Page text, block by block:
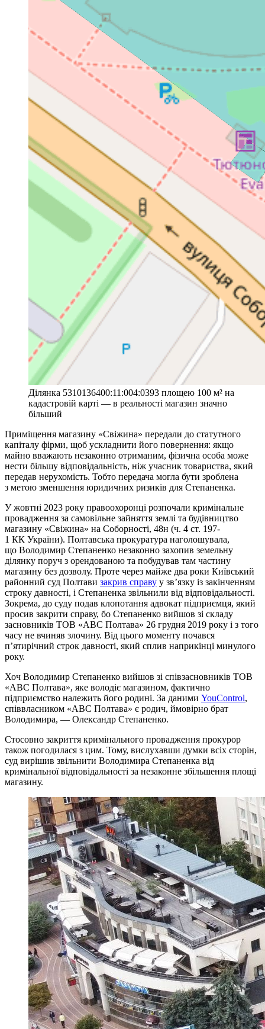
Ділянка 5310136400:11:004:0393 площею 100 м² на
кадастровій карті — в реальності магазин значно
більший
Приміщення магазину «Свіжина» передали до статутного
капіталу фірми, щоб ускладнити його повернення: якщо
майно вважають незаконно отриманим, фізична особа може
нести більшу відповідальність, ніж учасник товариства, який
передав нерухомість. Тобто передача могла бути зроблена
з метою зменшення юридичних ризиків для Степаненка.
У жовтні 2023 року правоохоронці розпочали кримінальне
провадження за самовільне зайняття землі та будівництво
магазину «Свіжина» на Соборності, 48н (ч. 4 ст. 197-
1 КК України). Полтавська прокуратура наголошувала,
що Володимир Степаненко незаконно захопив земельну
ділянку поруч з орендованою та побудував там частину
магазину без дозволу. Проте через майже два роки Київський
районний суд Полтави закрив справу у зв’язку із закінченням
строку давності, і Степаненка звільнили від відповідальності.
Зокрема, до суду подав клопотання адвокат підприємця, який
просив закрити справу, бо Степаненко вийшов зі складу
засновників ТОВ «АВС Полтава» 26 грудня 2019 року і з того
часу не вчиняв злочину. Від цього моменту почався
п’ятирічний строк давності, який сплив наприкінці минулого
року.
Хоч Володимир Степаненко вийшов зі співзасновників ТОВ
«АВС Полтава», яке володіє магазином, фактично
підприємство належить його родині. За даними YouControl,
співвласником «АВС Полтава» є родич, ймовірно брат
Володимира, — Олександр Степаненко.
Стосовно закриття кримінального провадження прокурор
також погодилася з цим. Тому, вислухавши думки всіх сторін,
суд вирішив звільнити Володимира Степаненка від
кримінальної відповідальності за незаконне збільшення площі
магазину.